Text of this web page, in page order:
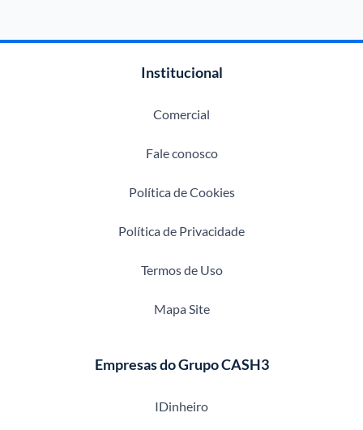
Institucional
Comercial
Fale conosco
Política de Cookies
Política de Privacidade
Termos de Uso
Mapa Site
Empresas do Grupo CASH3
IDinheiro